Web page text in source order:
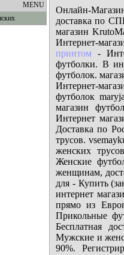
MENU
Онлайн-
доставка по
магазин
Интернет-
принтом -
футболки. В
футболок.
Интернет-
футболок
магазин
Интернет
Доставка по
трусов.
женских
Женские
женщинам,
для - Купить
интернет
прямо из
Прикольные
Бесплатная
Мужские и
90%.